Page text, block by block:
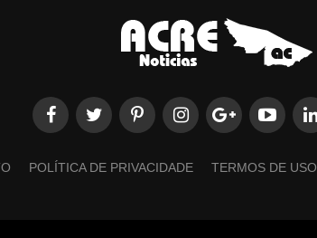
POLÍTICA DE PRIVACIDADE TERMOS DE USO